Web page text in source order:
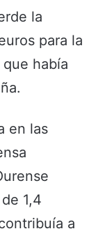
la
para la
había
en las
1,4
a